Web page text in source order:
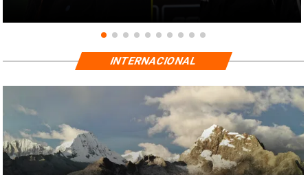
INTERNACIONAL